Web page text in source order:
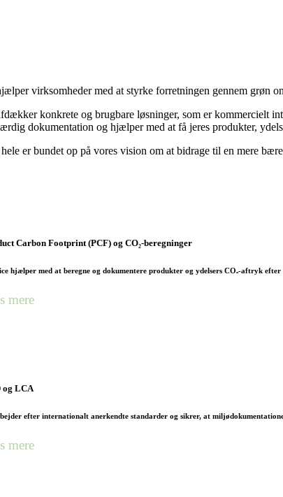
virksomheder med at styrke forretningen gennem grøn
konkrete og brugbare løsninger, som er kommercielt
dokumentation og hjælper med at få jeres produkter,
er bundet op på vores vision om at bidrage til en mere
Carbon Footprint (PCF) og CO₂-beregninger
hjælper med at beregne og dokumentere produkter og ydelsers CO₂-aftryk
mere
og LCA
efter internationalt anerkendte standarder og sikrer, at
mere